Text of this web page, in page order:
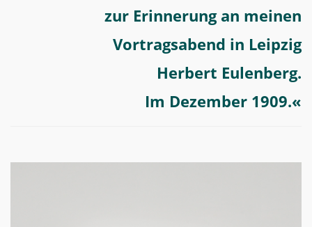
zur Erinnerung an meinen
Vortragsabend in Leipzig
Herbert Eulenberg.
Im Dezember 1909.«